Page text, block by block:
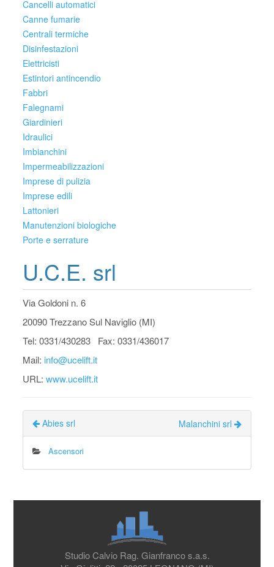
Cancelli automatici
Canne fumarie
Centrali termiche
Disinfestazioni
Elettricisti
Estintori antincendio
Fabbri
Falegnami
Giardinieri
Idraulici
Imbianchini
Impermeabilizzazioni
Imprese di pulizia
Imprese edili
Lattonieri
Manutenzioni biologiche
Porte e serrature
U.C.E. srl
Via Goldoni n. 6
20090 Trezzano Sul Naviglio (MI)
Tel: 0331/430283 Fax: 0331/436017
Mail: info@ucelift.it
URL:www.ucelift.it
Abies srl Malanchini srl
Ascensori
Studio Calvio Rag. Gianfranco s.a.s.